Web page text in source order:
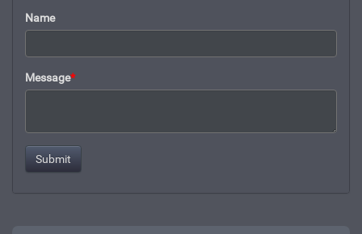
Name
Message*